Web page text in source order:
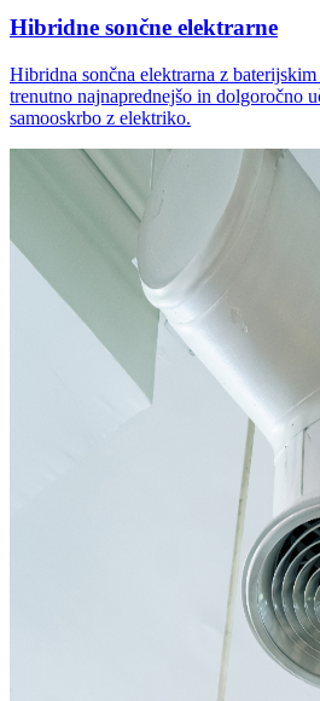
Hibridne sončne elektrarne
Hibridna sončna elektrarna z
trenutno najnaprednejšo in dolgoročno
samooskrbo z elektriko.